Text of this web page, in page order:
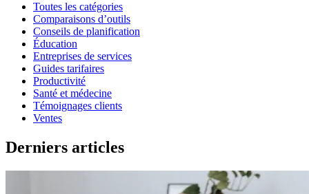
Toutes les catégories
Comparaisons d’outils
Conseils de planification
Éducation
Entreprises de services
Guides tarifaires
Productivité
Santé et médecine
Témoignages clients
Ventes
Derniers articles